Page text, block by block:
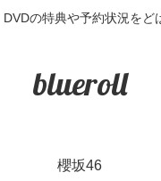
の特典や予約状況をど
blueroll
櫻坂46